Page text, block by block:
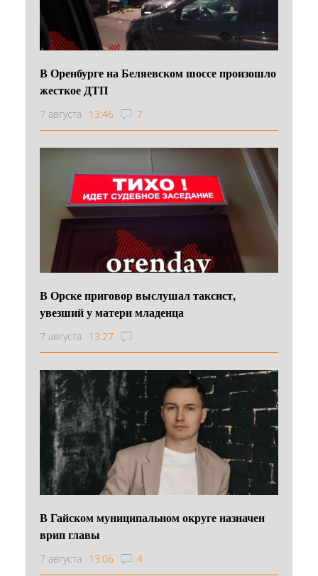
В Оренбурге на Беляевском шоссе произошло
жесткое ДТП
7 августа 13:46 7
В Орске приговор выслушал таксист,
увезший у матери младенца
7 августа 13:27
В Гайском муниципальном округе назначен
врип главы
7 августа 13:06 4